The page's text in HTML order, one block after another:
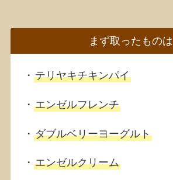
まず取ったものは
・テリヤキチキンパイ
・エンゼルフレンチ
・ダブルベリーヨーグルト
・エンゼルクリーム